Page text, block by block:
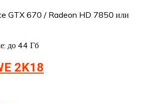
GTX 670 / Radeon HD 7850 или
до 44 Гб
2K18